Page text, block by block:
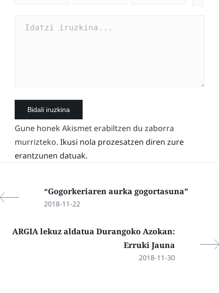
Gune honek Akismet erabiltzen du zaborra
murrizteko. Ikusi nola prozesatzen diren zure
erantzunen datuak.
“Gogorkeriaren aurka gogortasuna”
2018-11-22
ARGIA lekuz aldatua Durangoko Azokan:
Erruki Jauna
2018-11-30